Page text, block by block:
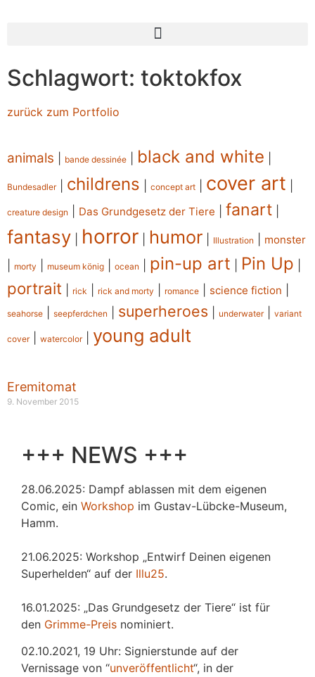
Schlagwort: toktokfox
zurück zum Portfolio
animals bande dessinée black and white
Bundesadler| childrens concept art cover art
creature design Das Grundgesetz der Tiere fanart
fantasy horror humor Illustration monster
morty museum könig ocean pin-up art Pin Up
portrait rick rick and morty romance science fiction
seahorse seepferdchen superheroes underwater| variant
cover| watercolor| young adult
Eremitomat
9. November 2015
+++ NEWS +++
28.06.2025: Dampf ablassen mit dem eigenen
Comic, ein Workshop im Gustav-Lübcke-Museum,
Hamm.
21.06.2025: Workshop „Entwirf Deinen eigenen
Superhelden“ auf der Illu25.
16.01.2025: „Das Grundgesetz der Tiere“ ist für
den Grimme-Preis nominiert.
02.10.2021, 19 Uhr: Signierstunde auf der
Vernissage von “unveröffentlicht“, in der